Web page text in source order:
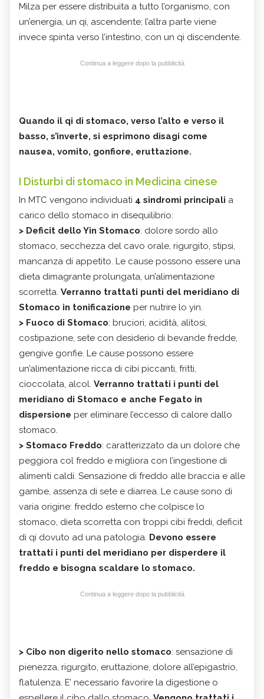
Milza per essere distribuita a tutto l’organismo, con
un’energia, un qi, ascendente; l’altra parte viene
invece spinta verso l’intestino, con un qi discendente.
Continua a leggere dopo la pubblicità
Quando il qi di stomaco, verso l’alto e verso il
basso, s’inverte, si esprimono disagi come
nausea, vomito, gonfiore, eruttazione.
I Disturbi di stomaco in Medicina cinese
In MTC vengono individuati 4 sindromi principali a
carico dello stomaco in disequilibrio:
> Deficit dello Yin Stomaco: dolore sordo allo
stomaco, secchezza del cavo orale, rigurgito, stipsi,
mancanza di appetito. Le cause possono essere una
dieta dimagrante prolungata, un’alimentazione
scorretta. Verranno trattati punti del meridiano di
Stomaco in tonificazione per nutrire lo yin.
> Fuoco di Stomaco: bruciori, acidità, alitosi,
costipazione, sete con desiderio di bevande fredde,
gengive gonfie. Le cause possono essere
un’alimentazione ricca di cibi piccanti, fritti,
cioccolata, alcol. Verranno trattati i punti del
meridiano di Stomaco e anche Fegato in
dispersione per eliminare l’eccesso di calore dallo
stomaco.
> Stomaco Freddo: caratterizzato da un dolore che
peggiora col freddo e migliora con l’ingestione di
alimenti caldi. Sensazione di freddo alle braccia e alle
gambe, assenza di sete e diarrea. Le cause sono di
varia origine: freddo esterno che colpisce lo
stomaco, dieta scorretta con troppi cibi freddi, deficit
di qi dovuto ad una patologia. Devono essere
trattati i punti del meridiano per disperdere il
freddo e bisogna scaldare lo stomaco.
Continua a leggere dopo la pubblicità
> Cibo non digerito nello stomaco: sensazione di
pienezza, rigurgito, eruttazione, dolore all’epigastrio,
flatulenza. E’ necessario favorire la digestione o